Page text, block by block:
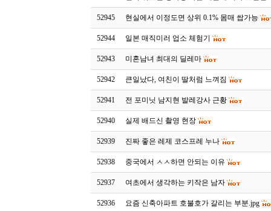
52945 현실에서 이정도면 상위 0.1% 몸매 쌉가능
52944 일본 매직미러 업소 체험기
52943 미혼남녀 최대의 딜레마
52942 큰일났다, 여친이 딸처럼 느껴짐
52941 전 포미닛 남지현 발레강사 근황
52940 실제 배드신 촬영 현장
52939 진짜 좋은 레제 코스프레 누나
52938 중국에서 ㅅㅅ하면 안되는 이유
52937 여초에서 생각하는 키작은 남자
52936 요즘 신축아파트 호불호가 갈리는 부분.jpg